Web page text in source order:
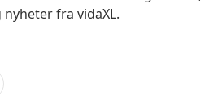
fra vidaXL.